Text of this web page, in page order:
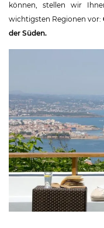
können, stellen wir
wichtigsten Regionen vor:
der Süden.